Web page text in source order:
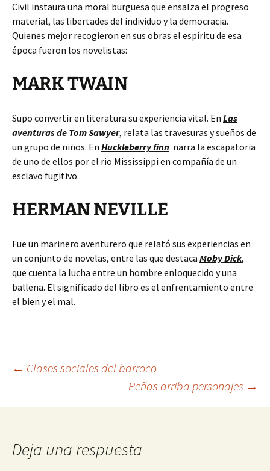
Civil instaura una moral burguesa que ensalza el progreso
material, las libertades del individuo y la democracia.
Quienes mejor recogieron en sus obras el espíritu de esa
época fueron los novelistas:
MARK TWAIN
Supo convertir en literatura su experiencia vital. En Las
aventuras de Tom Sawyer, relata las travesuras y sueños de
un grupo de niños. En Huckleberry finn narra la escapatoria
de uno de ellos por el rio Mississippi en compañía de un
esclavo fugitivo.
HERMAN NEVILLE
Fue un marinero aventurero que relató sus experiencias en
un conjunto de novelas, entre las que destaca Moby Dick,
que cuenta la lucha entre un hombre enloquecido y una
ballena. El significado del libro es el enfrentamiento entre
el bien y el mal.
Navegación
de
entradas
← Clases sociales del barroco
Peñas arriba personajes →
Deja una respuesta